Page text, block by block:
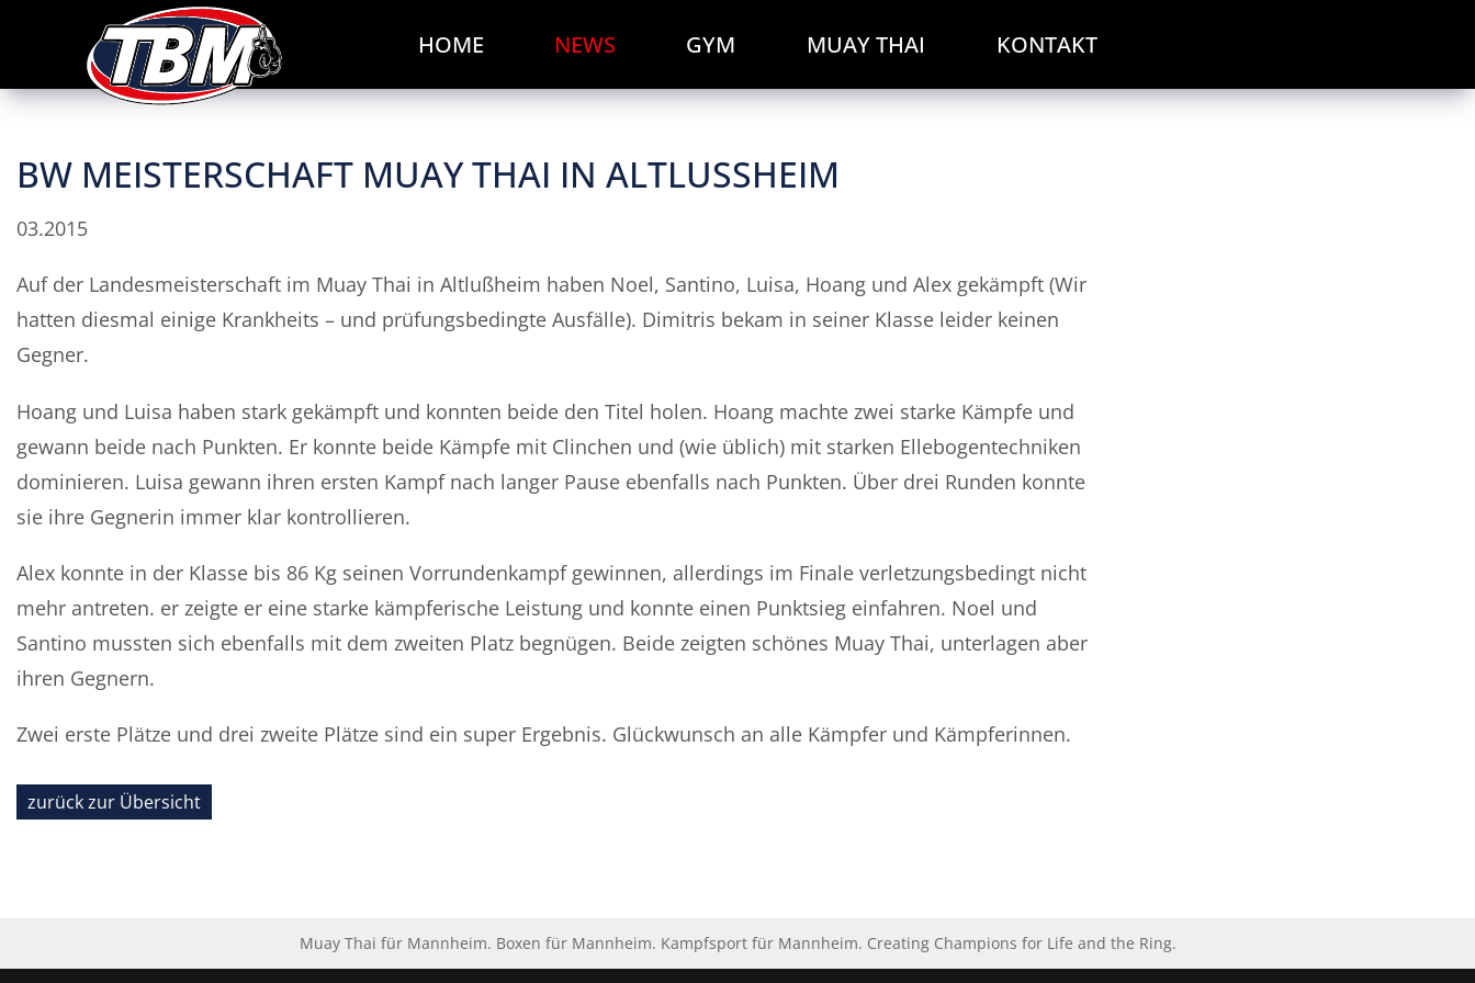
HOME NEWS GYM MUAY THAI KONTAKT
BW MEISTERSCHAFT MUAY THAI IN ALTLUSSHEIM
03.2015
Auf der Landesmeisterschaft im Muay Thai in Altlußheim haben Noel, Santino, Luisa, Hoang und Alex gekämpft (Wir
hatten diesmal einige Krankheits – und prüfungsbedingte Ausfälle). Dimitris bekam in seiner Klasse leider keinen
Gegner.
Hoang und Luisa haben stark gekämpft und konnten beide den Titel holen. Hoang machte zwei starke Kämpfe und
gewann beide nach Punkten. Er konnte beide Kämpfe mit Clinchen und (wie üblich) mit starken Ellebogentechniken
dominieren. Luisa gewann ihren ersten Kampf nach langer Pause ebenfalls nach Punkten. Über drei Runden konnte
sie ihre Gegnerin immer klar kontrollieren.
Alex konnte in der Klasse bis 86 Kg seinen Vorrundenkampf gewinnen, allerdings im Finale verletzungsbedingt nicht
mehr antreten. er zeigte er eine starke kämpferische Leistung und konnte einen Punktsieg einfahren. Noel und
Santino mussten sich ebenfalls mit dem zweiten Platz begnügen. Beide zeigten schönes Muay Thai, unterlagen aber
ihren Gegnern.
Zwei erste Plätze und drei zweite Plätze sind ein super Ergebnis. Glückwunsch an alle Kämpfer und Kämpferinnen.
zurück zur Übersicht
Muay Thai für Mannheim. Boxen für Mannheim. Kampfsport für Mannheim. Creating Champions for Life and the Ring.